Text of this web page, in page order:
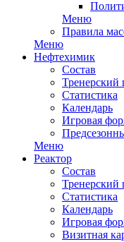
Меню
Правила
Меню
Нефтехимик
Состав
Тренерский
Статистика
Календарь
Игровая
Меню
Реактор
Состав
Тренерский
Статистика
Календарь
Игровая
Визитная